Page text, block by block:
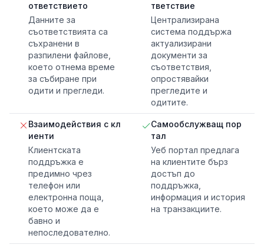
ответствието
Данните за
съответствията са
съхранени в
разпилени файлове,
което отнема време
за събиране при
одити и прегледи.
тветствие
Централизирана
система поддържа
актуализирани
документи за
съответствия,
опростявайки
прегледите и
одитите.
Взаимодействия с кл
иенти
Клиентската
поддръжка е
предимно чрез
телефон или
електронна поща,
което може да е
бавно и
непоследователно.
Самообслужващ пор
тал
Уеб портал предлага
на клиентите бърз
достъп до
поддръжка,
информация и история
на транзакциите.